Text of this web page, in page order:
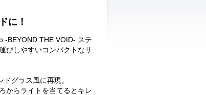
に！
-BEYOND THE VOID- ステ
びしやすいコンパクトなサ
グラス風に再現。
からライトを当てるとキレ